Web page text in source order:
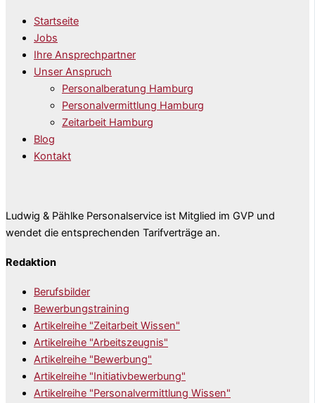
Startseite
Jobs
Ihre Ansprechpartner
Unser Anspruch
Personalberatung Hamburg
Personalvermittlung Hamburg
Zeitarbeit Hamburg
Blog
Kontakt
Ludwig & Pählke Personalservice ist Mitglied im GVP und
wendet die entsprechenden Tarifverträge an.
Redaktion
Berufsbilder
Bewerbungstraining
Artikelreihe "Zeitarbeit Wissen"
Artikelreihe "Arbeitszeugnis"
Artikelreihe "Bewerbung"
Artikelreihe "Initiativbewerbung"
Artikelreihe "Personalvermittlung Wissen"